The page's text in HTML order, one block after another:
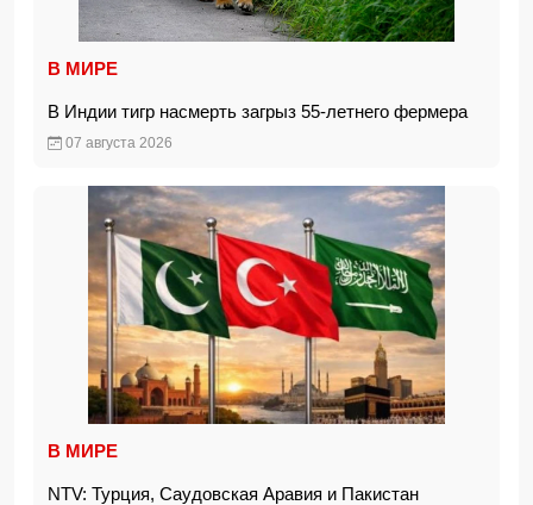
В МИРЕ
В Индии тигр насмерть загрыз 55-летнего фермера
07 августа 2026
В МИРЕ
NTV: Турция, Саудовская Аравия и Пакистан